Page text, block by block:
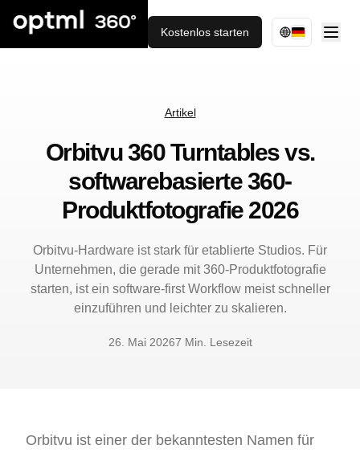
Kostenlos starten
Artikel
Orbitvu 360 Turntables vs.
softwarebasierte 360-
Produktfotografie 2026
Orbitvu-Hardware ist stark für etablierte Studios. Für
Unternehmen, die gerade mit 360-Produktfotografie
starten, ist ein software-first Workflow meist schneller
einzuführen und leichter zu skalieren.
26. Mai 20267 Min. Lesezeit
Orbitvu ist einer der bekanntesten Namen für